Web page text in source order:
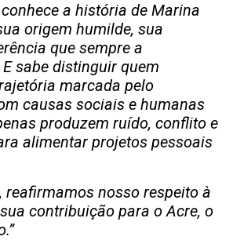
a história de Marina
origem humilde, sua
que sempre a
sabe distinguir quem
marcada pelo
causas sociais e humanas
produzem ruído, conflito e
alimentar projetos pessoais
reafirmamos nosso respeito à
contribuição para o Acre, o